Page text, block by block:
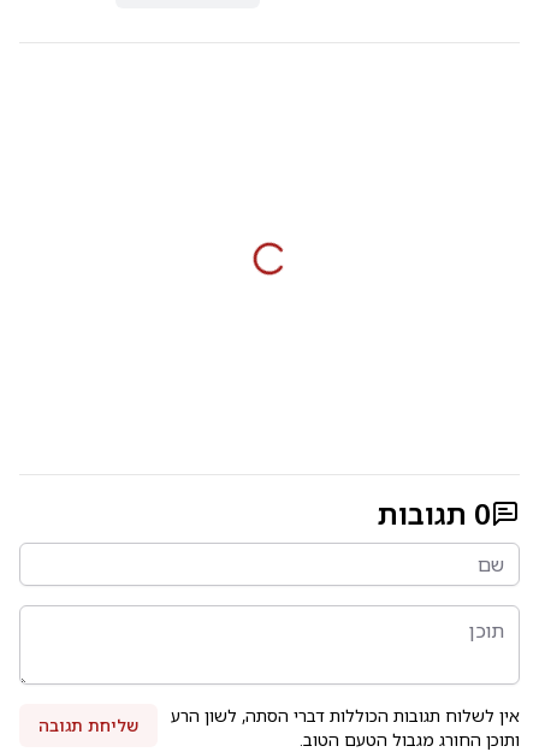
0 תגובות
אין לשלוח תגובות הכוללות דברי הסתה, לשון הרע
ותוכן החורג מגבול הטעם הטוב.
שליחת תגובה